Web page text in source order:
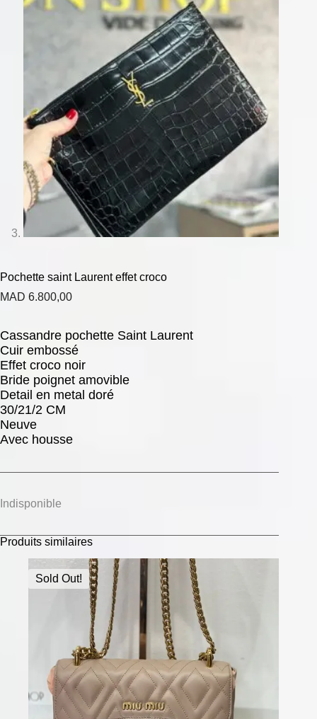
Pochette saint Laurent effet croco
MAD 6.800,00
Cassandre pochette Saint Laurent
Cuir embossé
Effet croco noir
Bride poignet amovible
Detail en metal doré
30/21/2 CM
Neuve
Avec housse
Indisponible
Produits similaires
Sold Out!